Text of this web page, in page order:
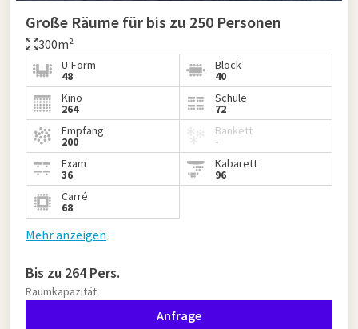
Große Räume für bis zu 250 Personen
300m²
U-Form
48
Block
40
Kino
264
Schule
72
Empfang
200
Bankett
-
Exam
36
Kabarett
96
Carré
68
Mehr anzeigen
Bis zu 264 Pers.
Raumkapazität
Anfrage